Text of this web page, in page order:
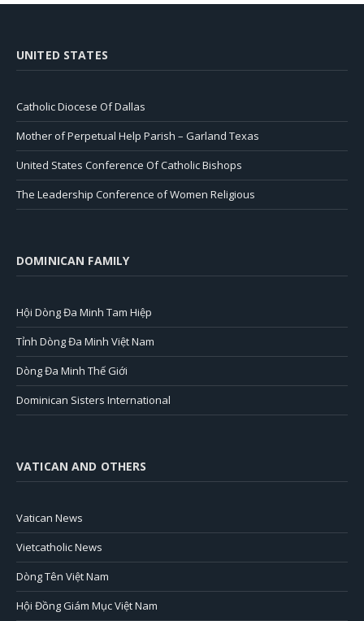
UNITED STATES
Catholic Diocese Of Dallas
Mother of Perpetual Help Parish – Garland Texas
United States Conference Of Catholic Bishops
The Leadership Conference of Women Religious
DOMINICAN FAMILY
Hội Dòng Đa Minh Tam Hiệp
Tỉnh Dòng Đa Minh Việt Nam
Dòng Đa Minh Thế Giới
Dominican Sisters International
VATICAN AND OTHERS
Vatican News
Vietcatholic News
Dòng Tên Việt Nam
Hội Đồng Giám Mục Việt Nam